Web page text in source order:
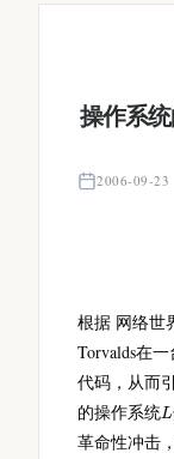
操作系
2006-09-23
根据 网络世
Torvalds在
代码，从而
的操作系统L
革命性冲击